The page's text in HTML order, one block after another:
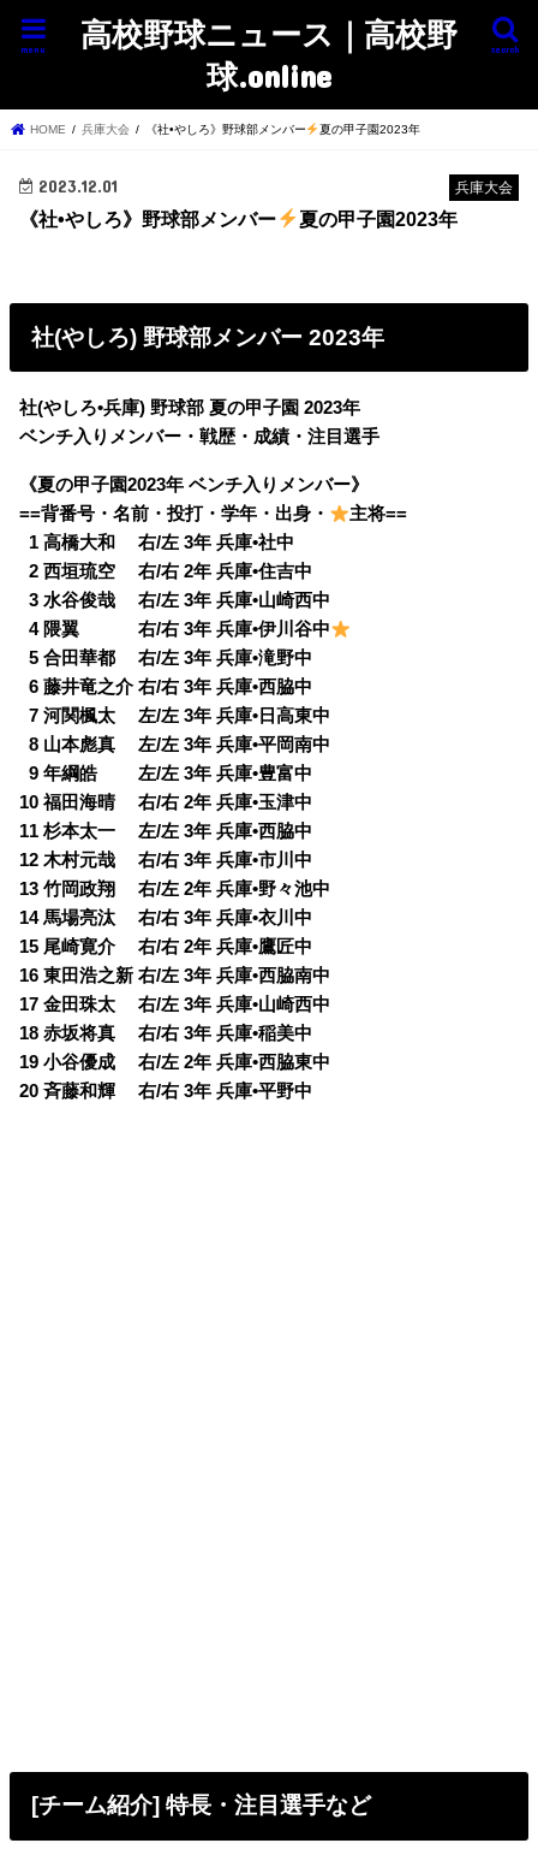
高校野球ニュース｜高校野
球.online
search
menu
HOME 兵庫大会 《社•やしろ》野球部メンバー 夏の甲子園2023年
兵庫大会
2023.12.01
《社•やしろ》野球部メンバー 夏の甲子園2023年
社(やしろ) 野球部メンバー 2023年
社(やしろ•兵庫) 野球部 夏の甲子園 2023年
ベンチ入りメンバー・戦歴・成績・注目選手
《夏の甲子園2023年 ベンチ入りメンバー》
==背番号・名前・投打・学年・出身・
主将==
1 高橋大和 右/左 3年 兵庫•社中
02 西垣琉空 右/右 2年 兵庫•住吉中
03 水谷俊哉 右/左 3年 兵庫•山崎西中
04 隈翼 右/右 3年 兵庫•伊川谷中
05 合田華都 右/左 3年 兵庫•滝野中
06 藤井竜之介 右/右 3年 兵庫•西脇中
07 河関楓太 左/左 3年 兵庫•日高東中
08 山本彪真 左/左 3年 兵庫•平岡南中
09 年綱皓 左/左 3年 兵庫•豊富中
10 福田海晴 右/右 2年 兵庫•玉津中
11 杉本太一 左/左 3年 兵庫•西脇中
12 木村元哉 右/右 3年 兵庫•市川中
13 竹岡政翔 右/左 2年 兵庫•野々池中
14 馬場亮汰 右/右 3年 兵庫•衣川中
15 尾崎寛介 右/右 2年 兵庫•鷹匠中
16 東田浩之新 右/左 3年 兵庫•西脇南中
17 金田珠太 右/左 3年 兵庫•山崎西中
18 赤坂将真 右/右 3年 兵庫•稲美中
19 小谷優成 右/左 2年 兵庫•西脇東中
20 斉藤和輝 右/右 3年 兵庫•平野中
[チーム紹介] 特長・注目選手など